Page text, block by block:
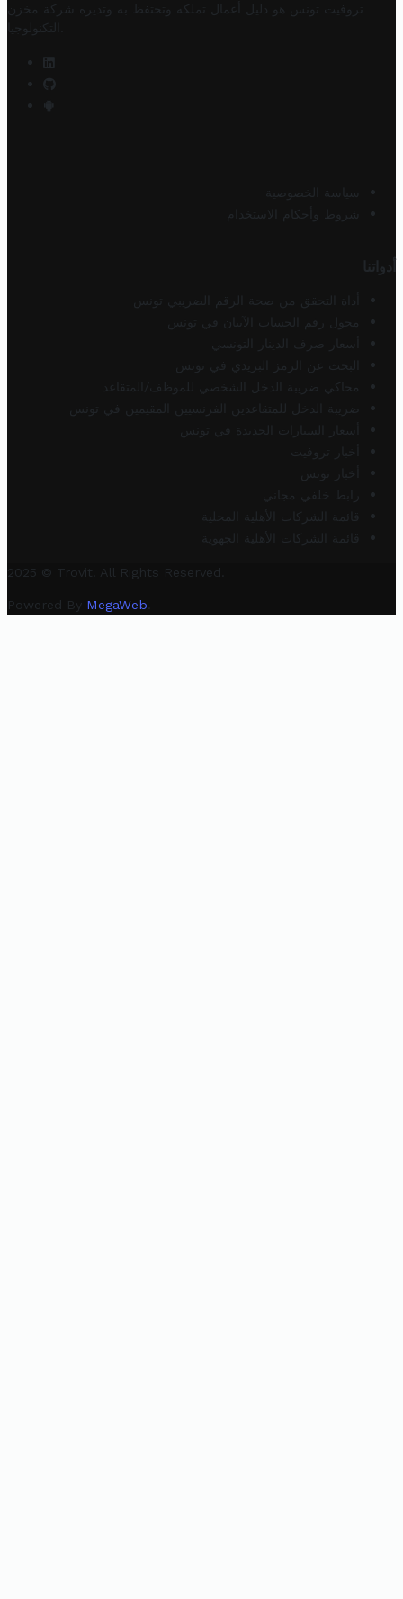
تروفيت تونس هو دليل أعمال تملكه وتحتفظ به وتديره
شركة مخزن
التكنولوجيا
سياسة الخصوصية
شروط وأحكام الاستخدام
أدواتنا
أداة التحقق من صحة الرقم الضريبي تونس
محول رقم الحساب الآيبان في تونس
أسعار صرف الدينار التونسي
البحث عن الرمز البريدي في تونس
محاكي ضريبة الدخل الشخصي للموظف/المتقاعد
ضريبة الدخل للمتقاعدين الفرنسيين المقيمين في تونس
أسعار السيارات الجديدة في تونس
أخبار تروفيت
أخبار تونس
رابط خلفي مجاني
قائمة الشركات الأهلية المحلية
قائمة الشركات الأهلية الجهوية
2025 © Trovit. All Rights Reserved.
Powered By MegaWeb